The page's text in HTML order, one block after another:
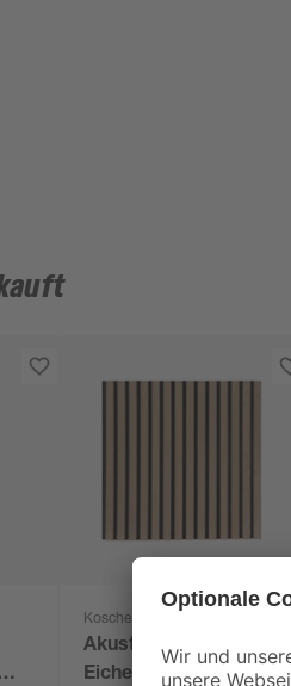
Kosche
Akustik-Paneele
Eiche natur 561 x 561